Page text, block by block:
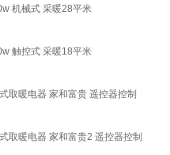
机械式 采暖28平米
触控式 采暖18平米
取暖电器 家和富贵 遥控器控制
取暖电器 家和富贵2 遥控器控制